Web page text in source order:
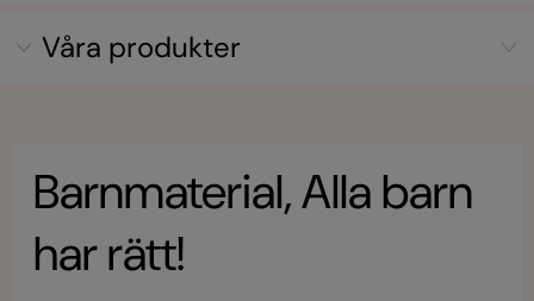
Våra produkter
Barnmaterial, Alla barn
har rätt!